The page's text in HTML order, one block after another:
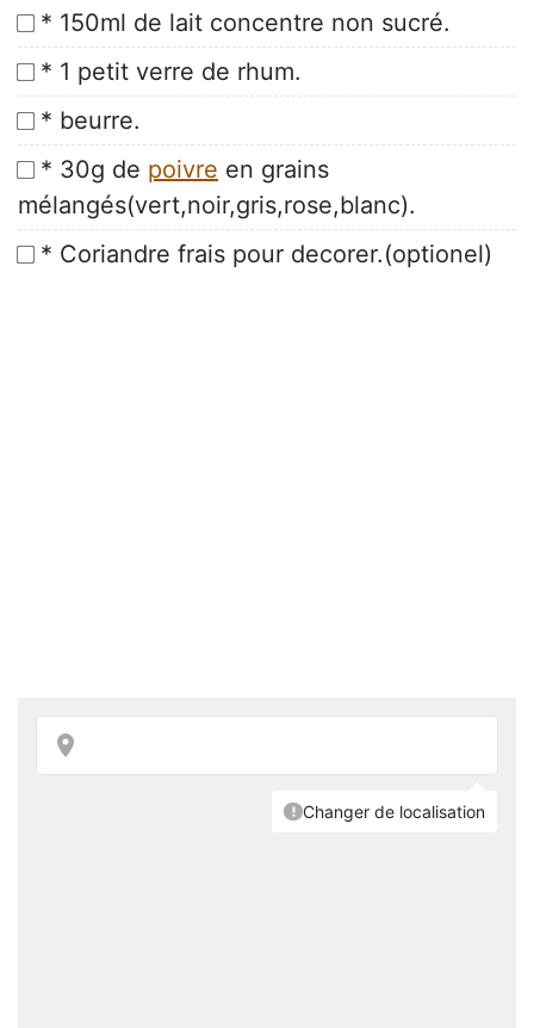
* 150ml de lait concentre non sucré.
* 1 petit verre de rhum.
* beurre.
* 30g de poivre en grains
mélangés(vert,noir,gris,rose,blanc).
* Coriandre frais pour decorer.(optionel)